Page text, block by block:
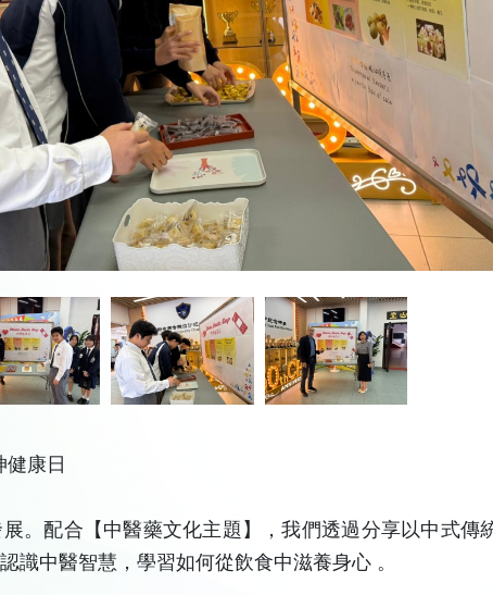
康日
。配合【中醫藥文化主題】，我們透過分享以中式傳
識中醫智慧，學習如何從飲食中滋養身心 。